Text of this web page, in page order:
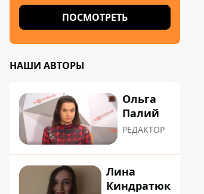
ПОСМОТРЕТЬ
НАШИ АВТОРЫ
Ольга
Палий
РЕДАКТОР
Лина
Киндратюк